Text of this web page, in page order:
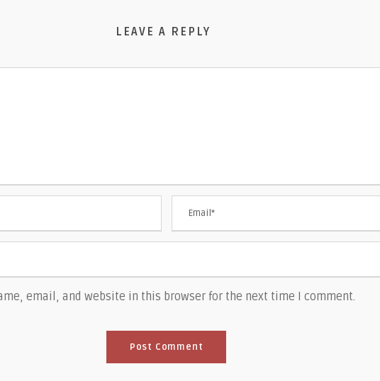
LEAVE A REPLY
email, and website in this browser for the next time I comment.